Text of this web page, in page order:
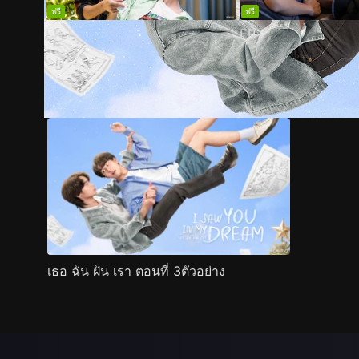
ฟรี
EP1
ฟรี
EP2
ตัวอย่าง ภาพนิ่ง เนื้อหาที่แนะนำ รายละเอียด
เธอ ฉัน ฝัน เรา ตอนที่ 3ตัวอย่าง